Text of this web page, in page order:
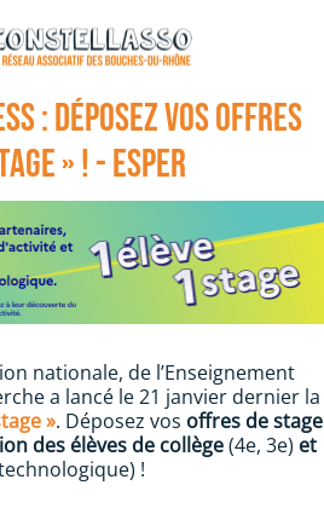
principal
: déposez vos offres
» ! - ESPER
nationale, de l’Enseignement
a lancé le 21 janvier dernier la
». Déposez vos offres de stage
des élèves de collège(4e, 3e) et
!